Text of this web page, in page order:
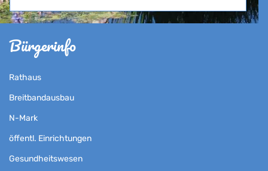
Bürgerinfo
Rathaus
Breitbandausbau
N-Mark
öffentl. Einrichtungen
Gesundheitswesen